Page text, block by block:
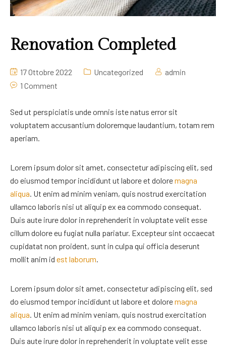
Renovation Completed
17 Ottobre 2022 Uncategorized
admin
1 Comment
Sed ut perspiciatis undeomnis iste natus error sit
voluptatem accusantium doloremque laudantium, totam rem
aperiam.
Lorem ipsum dolor sit amet, consectetur adipiscing elit, sed
do eiusmod tempor incididunt ut labore et doloremagna
aliqua. Ut enim ad minim veniam, quis nostrud exercitation
ullamco laboris nisi ut aliquip ex ea commodo consequat.
Duis aute irure dolor in reprehenderit in voluptate velit esse
cillum dolore eu fugiat nulla pariatur. Excepteur sint occaecat
cupidatat non proident, sunt in culpa qui officia deserunt
mollit anim id est laborum.
Lorem ipsum dolor sit amet, consectetur adipiscing elit, sed
do eiusmod tempor incididunt ut labore et doloremagna
aliqua. Ut enim ad minim veniam, quis nostrud exercitation
ullamco laboris nisi ut aliquip ex ea commodo consequat.
Duis aute irure dolor in reprehenderit in voluptate velit esse